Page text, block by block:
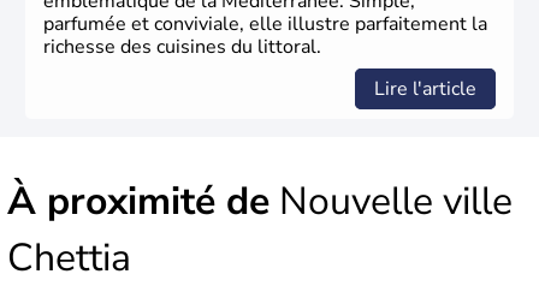
parfumée et conviviale, elle illustre parfaitement la
richesse des cuisines du littoral.
Lire l'article
À proximité de Nouvelle ville
Chettia